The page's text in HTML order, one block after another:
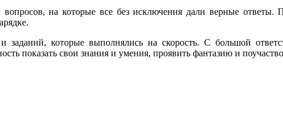
вопросов, на которые все без исключения дали верные
которые выполнялись на скорость. С большой
показать свои знания и умения, проявить фантазию и